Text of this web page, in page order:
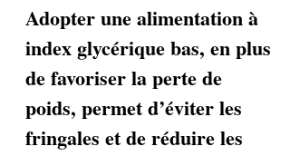
Adopter une alimentation à
index glycérique bas, en plus
de favoriser la perte de
poids, permet d’éviter les
fringales et de réduire les